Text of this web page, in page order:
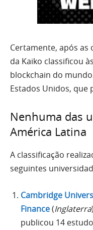
Certamente, após as
da Kaiko classificou
blockchain do
Estados Unidos, que
Nenhuma das
América Latina
A classificação
seguintes
Cambridge
Finance(Inglaterra
publicou 14